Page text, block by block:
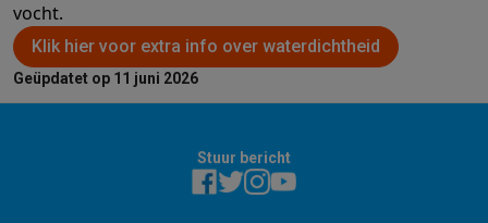
vocht.
Klik hier voor extra info over waterdichtheid
Geüpdatet op 11 juni 2026
Stuur bericht